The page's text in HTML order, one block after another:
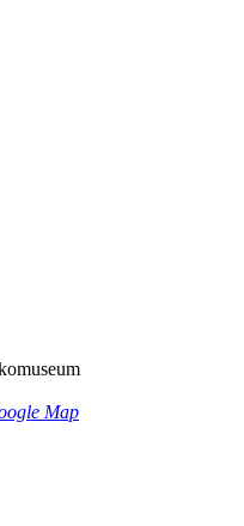
Map